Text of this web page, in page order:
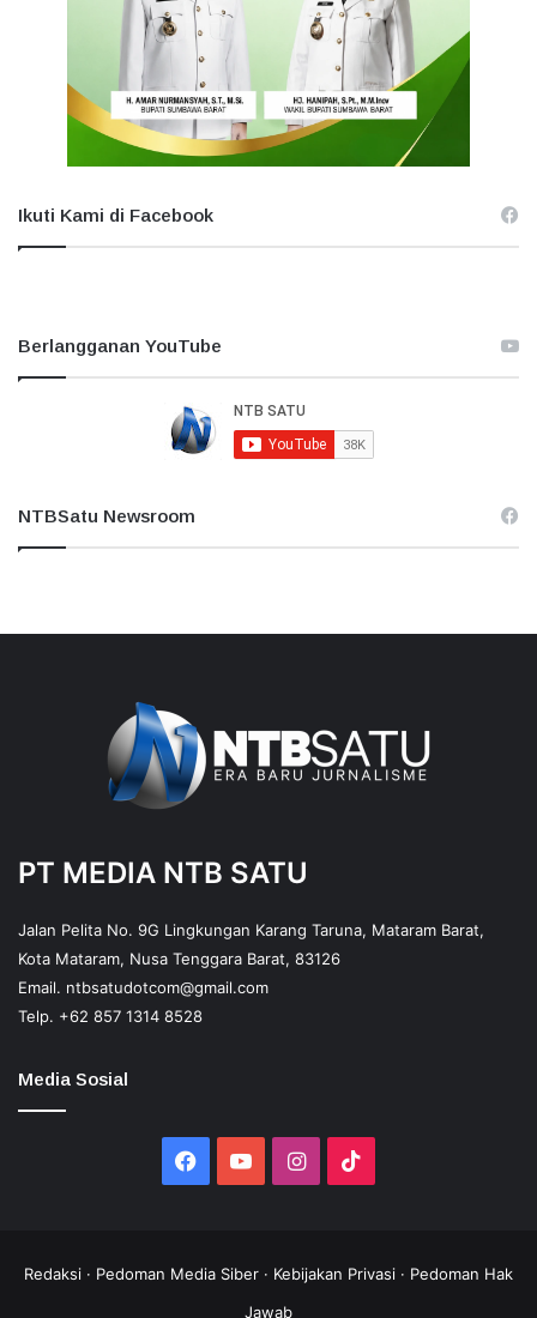
Ikuti Kami di Facebook
Berlangganan YouTube
NTBSatu Newsroom
PT MEDIA NTB SATU
Jalan Pelita No. 9G Lingkungan Karang Taruna, Mataram Barat,
Kota Mataram, Nusa Tenggara Barat, 83126
Email. ntbsatudotcom@gmail.com
Telp. +62 857 1314 8528
Media Sosial
Facebook
YouTubeInstagram
Redaksi · Pedoman Media Siber · Kebijakan Privasi · Pedoman Hak
Jawab